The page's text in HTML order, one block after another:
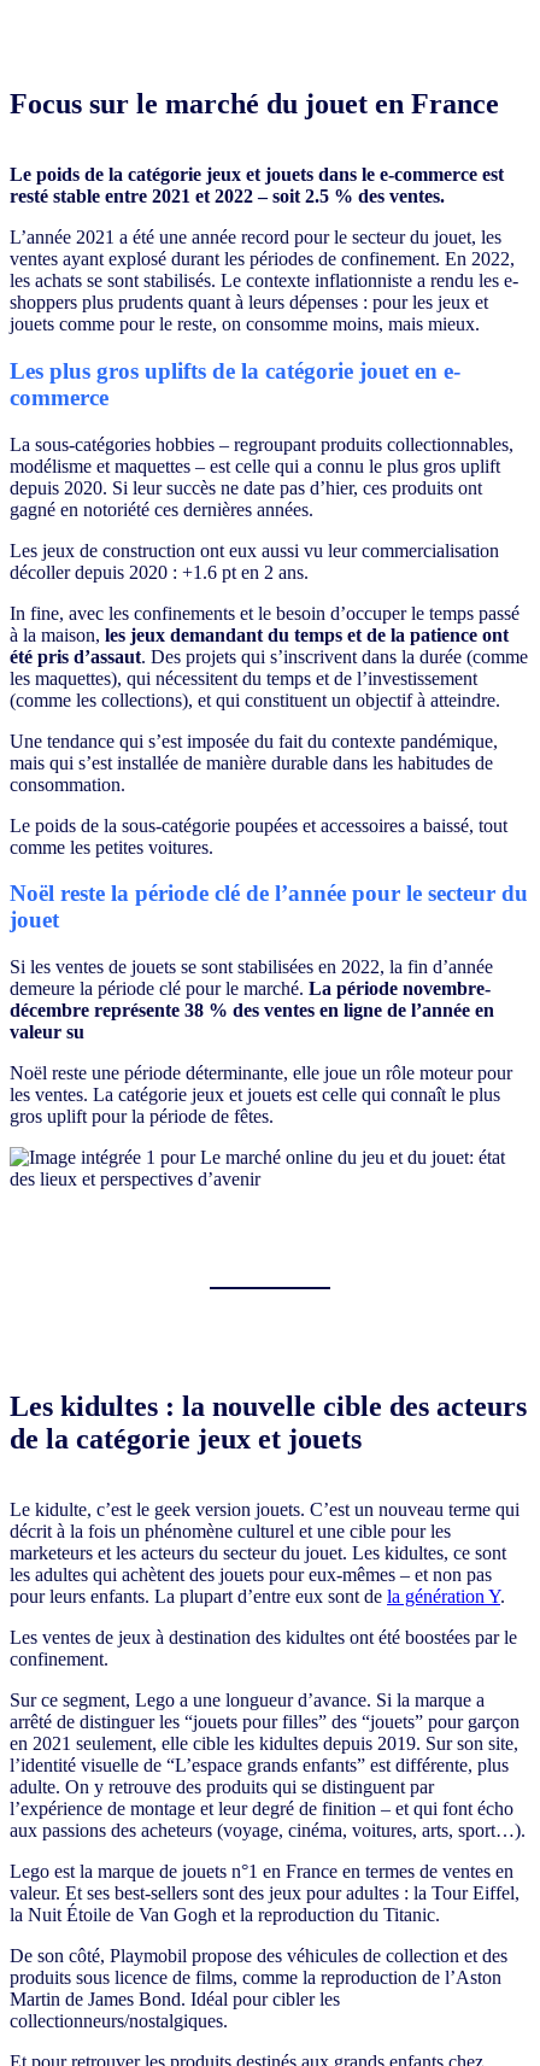
Focus sur le marché du jouet en France
Le poids de la catégorie jeux et jouets dans le e-commerce est
resté stable entre 2021 et 2022 – soit 2.5 % des ventes.
L’année 2021 a été une année record pour le secteur du jouet, les
ventes ayant explosé durant les périodes de confinement. En 2022,
les achats se sont stabilisés. Le contexte inflationniste a rendu les e-
shoppers plus prudents quant à leurs dépenses : pour les jeux et
jouets comme pour le reste, on consomme moins, mais mieux.
Les plus gros uplifts de la catégorie jouet en e-
commerce
La sous-catégories hobbies – regroupant produits collectionnables,
modélisme et maquettes – est celle qui a connu le plus gros uplift
depuis 2020. Si leur succès ne date pas d’hier, ces produits ont
gagné en notoriété ces dernières années.
Les jeux de construction ont eux aussi vu leur commercialisation
décoller depuis 2020 : +1.6 pt en 2 ans.
In fine, avec les confinements et le besoin d’occuper le temps passé
à la maison, les jeux demandant du temps et de la patience ont
été pris d’assaut. Des projets qui s’inscrivent dans la durée (comme
les maquettes), qui nécessitent du temps et de l’investissement
(comme les collections), et qui constituent un objectif à atteindre.
Une tendance qui s’est imposée du fait du contexte pandémique,
mais qui s’est installée de manière durable dans les habitudes de
consommation.
Le poids de la sous-catégorie poupées et accessoires a baissé, tout
comme les petites voitures.
Noël reste la période clé de l’année pour le secteur du
jouet
Si les ventes de jouets se sont stabilisées en 2022, la fin d’année
demeure la période clé pour le marché. La période novembre-
décembre représente 38 % des ventes en ligne de l’année en
valeur su
Noël reste une période déterminante, elle joue un rôle moteur pour
les ventes. La catégorie jeux et jouets est celle qui connaît le plus
gros uplift pour la période de fêtes.
Les kidultes : la nouvelle cible des acteurs
de la catégorie jeux et jouets
Le kidulte, c’est le geek version jouets. C’est un nouveau terme qui
décrit à la fois un phénomène culturel et une cible pour les
marketeurs et les acteurs du secteur du jouet. Les kidultes, ce sont
les adultes qui achètent des jouets pour eux-mêmes – et non pas
pour leurs enfants. La plupart d’entre eux sont de la génération Y.
Les ventes de jeux à destination des kidultes ont été boostées par le
confinement.
Sur ce segment, Lego a une longueur d’avance. Si la marque a
arrêté de distinguer les “jouets pour filles” des “jouets” pour garçon
en 2021 seulement, elle cible les kidultes depuis 2019. Sur son site,
l’identité visuelle de “L’espace grands enfants” est différente, plus
adulte. On y retrouve des produits qui se distinguent par
l’expérience de montage et leur degré de finition – et qui font écho
aux passions des acheteurs (voyage, cinéma, voitures, arts, sport…).
Lego est la marque de jouets n°1 en France en termes de ventes en
valeur. Et ses best-sellers sont des jeux pour adultes : la Tour Eiffel,
la Nuit Étoile de Van Gogh et la reproduction du Titanic.
De son côté, Playmobil propose des véhicules de collection et des
produits sous licence de films, comme la reproduction de l’Aston
Martin de James Bond. Idéal pour cibler les
collectionneurs/nostalgiques.
Et pour retrouver les produits destinés aux grands enfants chez